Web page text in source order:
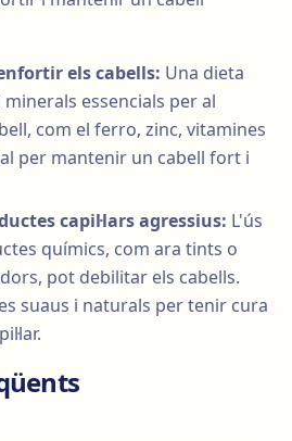
els cabells: Una dieta
essencials per al
com el ferro, zinc, vitamines
per mantenir un cabell fort i
capil·lars agressius: L'ús
químics, com ara tints o
pot debilitar els cabells.
suaus i naturals per tenir cura